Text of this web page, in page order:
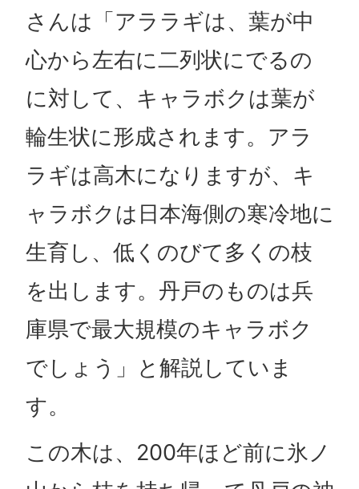
さんは「アララギは、葉が中
心から左右に二列状にでるの
に対して、キャラボクは葉が
輪生状に形成されます。アラ
ラギは高木になりますが、キ
ャラボクは日本海側の寒冷地に
生育し、低くのびて多くの枝
を出します。丹戸のものは兵
庫県で最大規模のキャラボク
でしょう」と解説していま
す。
この木は、200年ほど前に氷ノ